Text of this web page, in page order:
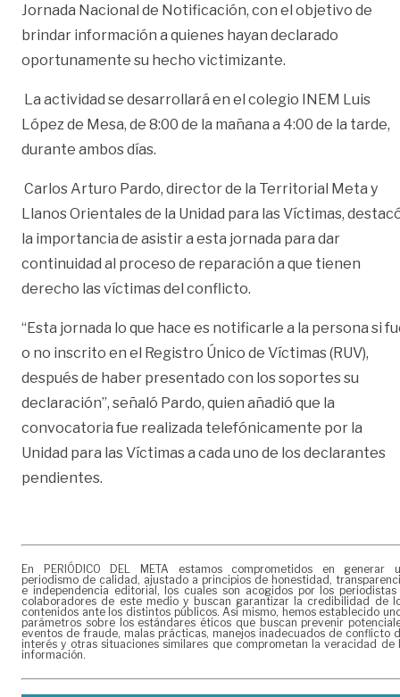
Jornada Nacional de Notificación, con el objetivo de
brindar información a quienes hayan declarado
oportunamente su hecho victimizante.
La actividad se desarrollará en el colegio INEM Luis
López de Mesa, de 8:00 de la mañana a 4:00 de la tarde,
durante ambos días.
Carlos Arturo Pardo, director de la Territorial Meta y
Llanos Orientales de la Unidad para las Víctimas,
la importancia de asistir a esta jornada para dar
continuidad al proceso de reparación a que tienen
derecho las víctimas del conflicto.
“Esta jornada lo que hace es notificarle a la persona si
o no inscrito en el Registro Único de Víctimas (RUV),
después de haber presentado con los soportes su
declaración”, señaló Pardo, quien añadió que la
convocatoria fue realizada telefónicamente por la
Unidad para las Víctimas a cada uno de los declarantes
pendientes.
En PERIÓDICO DEL META estamos comprometidos en generar
periodismo de calidad, ajustado a principios de honestidad,
e independencia editorial, los cuales son acogidos por los periodistas
colaboradores de este medio y buscan garantizar la credibilidad de
contenidos ante los distintos públicos. Así mismo, hemos establecido
parámetros sobre los estándares éticos que buscan prevenir
eventos de fraude, malas prácticas, manejos inadecuados de conflicto
interés y otras situaciones similares que comprometan la veracidad de
información.